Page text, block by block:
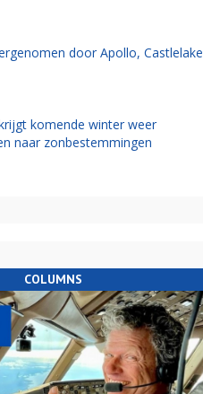
door Apollo, Castlelake
komende winter weer
naar zonbestemmingen
COLUMNS